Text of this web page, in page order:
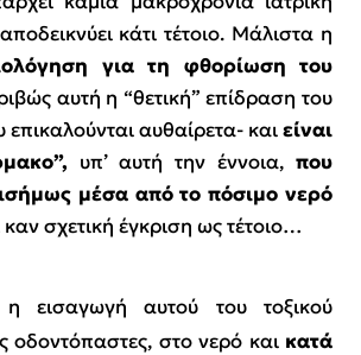
κάτι τέτοιο. Μάλιστα η
για τη φθορίωση του
αυτή η “θετική” επίδραση του
αυθαίρετα- καιείναι
υπ’ αυτή την έννοια, που
μέσα από το πόσιμο νερό
σχετική έγκριση ως τέτοιο…
η εισαγωγή αυτού του τοξικού
οδοντόπαστες, στο νερό και κατά